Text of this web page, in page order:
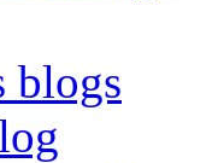
blogs